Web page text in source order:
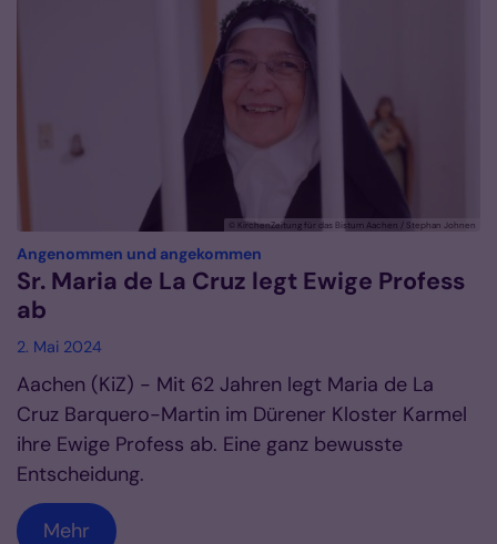
© KirchenZeitung für das Bistum Aachen / Stephan Johnen
Angenommen und angekommen
Sr. Maria de La Cruz legt Ewige Profess
ab
2. Mai 2024
Aachen (KiZ) - Mit 62 Jahren legt Maria de La
Cruz Barquero-Martin im Dürener Kloster Karmel
ihre Ewige Profess ab. Eine ganz bewusste
Entscheidung.
Mehr